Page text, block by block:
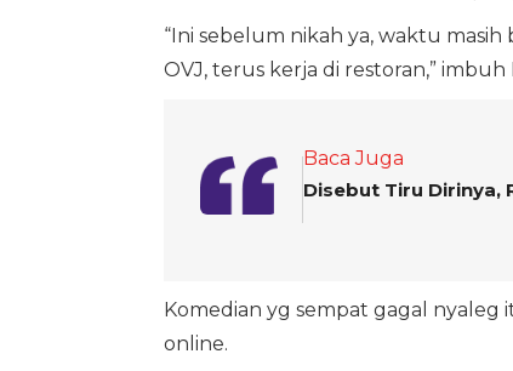
“Ini sebelum nikah ya, waktu
OVJ, terus kerja di restoran,” imbuh
Baca Juga
Disebut Tiru Dirinya,
Komedian yg sempat gagal nyaleg
online.